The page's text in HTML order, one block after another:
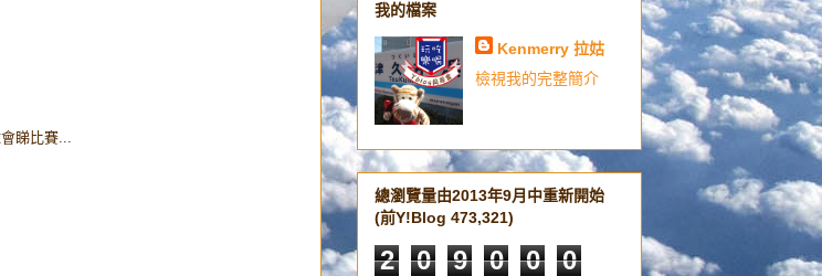
睇比賽...
我的檔案
Kenmerry 拉姑
檢視我的完整簡介
總瀏覽量由2013年9月中重新開始
(前Y!Blog 473,321)
2 0 9 0 0
0